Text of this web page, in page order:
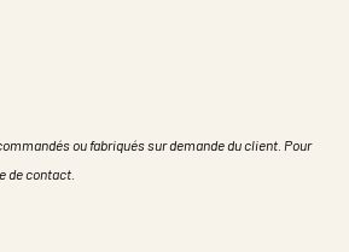
ou fabriqués sur demande du client. Pour
de contact.